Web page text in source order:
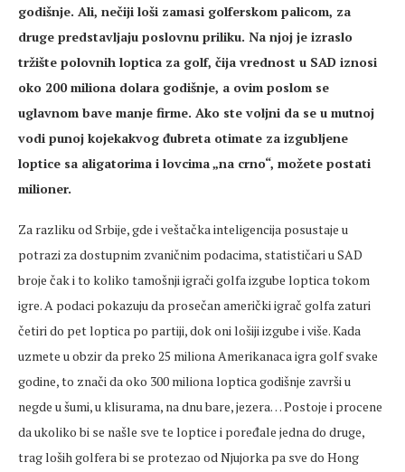
godišnje. Ali, nečiji loši zamasi golferskom palicom, za
druge predstavljaju poslovnu priliku. Na njoj je izraslo
tržište polovnih loptica za golf, čija vrednost u SAD iznosi
oko 200 miliona dolara godišnje, a ovim poslom se
uglavnom bave manje firme. Ako ste voljni da se u mutnoj
vodi punoj kojekakvog đubreta otimate za izgubljene
loptice sa aligatorima i lovcima „na crno“, možete postati
milioner.
Za razliku od Srbije, gde i veštačka inteligencija posustaje u
potrazi za dostupnim zvaničnim podacima, statističari u SAD
broje čak i to koliko tamošnji igrači golfa izgube loptica tokom
igre. A podaci pokazuju da prosečan američki igrač golfa zaturi
četiri do pet loptica po partiji, dok oni lošiji izgube i više. Kada
uzmete u obzir da preko 25 miliona Amerikanaca igra golf svake
godine, to znači da oko 300 miliona loptica godišnje završi u
negde u šumi, u klisurama, na dnu bare, jezera… Postoje i procene
da ukoliko bi se našle sve te loptice i poređale jedna do druge,
trag loših golfera bi se protezao od Njujorka pa sve do Hong